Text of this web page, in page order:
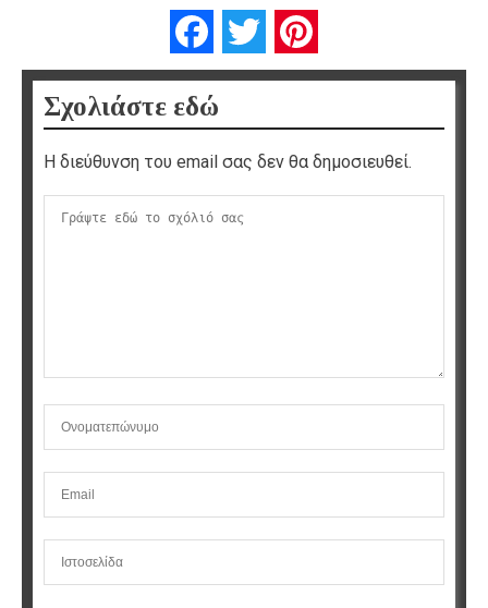
FacebookTwitter
Σχολιάστε εδώ
Η διεύθυνση του email σας δεν θα δημοσιευθεί.